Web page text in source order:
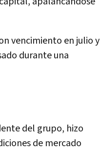
vencimiento en julio y
durante una
del grupo, hizo
de mercado